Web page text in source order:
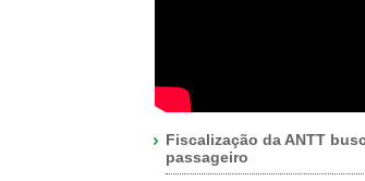
Fiscalização da ANTT
passageiro